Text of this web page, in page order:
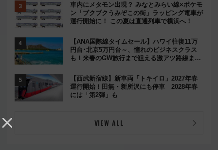
車内にメタモン出現？ みなとみらい線×ポケモ
ン「ブクブクうみぞこの街」ラッピング電車が
運行開始に！ この夏は直通列車で横浜へ！
【ANA国際線タイムセール】ハワイ往復11万
円台･北京5万円台～、憧れのビジネスクラス
も！来春のGW旅行まで狙える激アツ路線まと
【西武新宿線】新車両「トキイロ」2027年春
運行開始！田無・新所沢にも停車 2028年春
には「第2弾」も
VIEW ALL